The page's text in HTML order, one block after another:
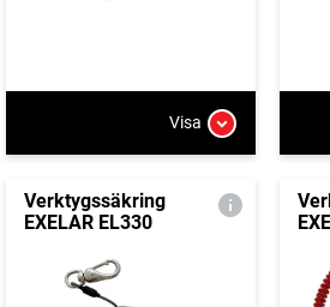
Visa
Verktygssäkring
EXELAR EL330